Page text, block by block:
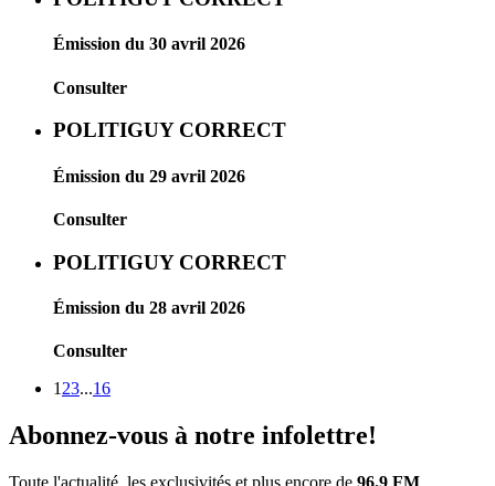
Émission du 30 avril 2026
Consulter
POLITIGUY CORRECT
Émission du 29 avril 2026
Consulter
POLITIGUY CORRECT
Émission du 28 avril 2026
Consulter
1 23...16
Abonnez-vous à notre infolettre!
Toute l'actualité, les exclusivités et plus encore de 96.9 FM